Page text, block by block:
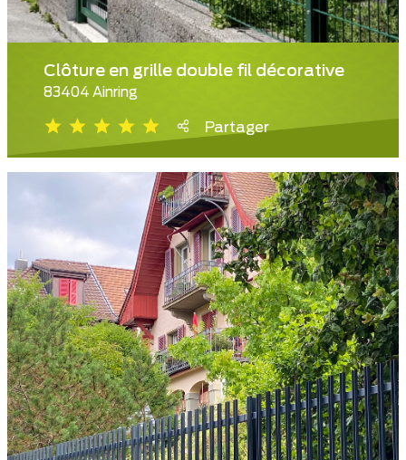
Clôture en grille double fil décorative
83404 Ainring
Partager